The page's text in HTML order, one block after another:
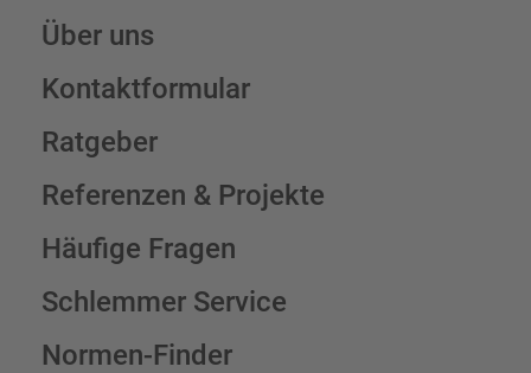
Über uns
Kontaktformular
Ratgeber
Referenzen & Projekte
Häufige Fragen
Schlemmer Service
Normen-Finder